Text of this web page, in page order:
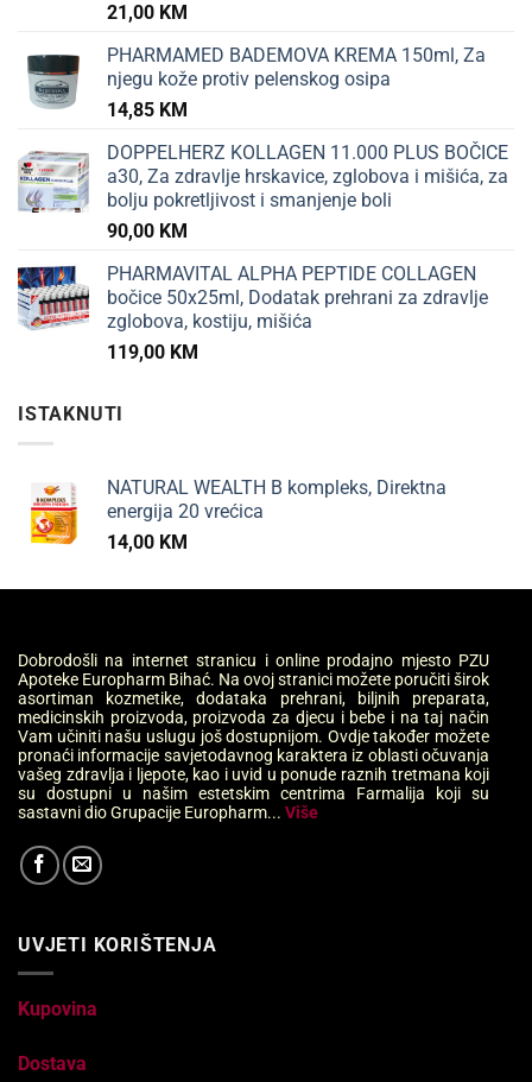
21,00 KM
PHARMAMED BADEMOVA KREMA 150ml, Za
njegu kože protiv pelenskog osipa
14,85 KM
DOPPELHERZ KOLLAGEN 11.000 PLUS BOČICE
a30, Za zdravlje hrskavice, zglobova i mišića, za
bolju pokretljivost i smanjenje boli
90,00 KM
PHARMAVITAL ALPHA PEPTIDE COLLAGEN
bočice 50x25ml, Dodatak prehrani za zdravlje
zglobova, kostiju, mišića
119,00 KM
ISTAKNUTI
NATURAL WEALTH B kompleks, Direktna
energija 20 vrećica
14,00 KM
Dobrodošli na internet stranicu i online prodajno mjesto PZU
Apoteke Europharm Bihać. Na ovoj stranici možete poručiti širok
asortiman kozmetike, dodataka prehrani, biljnih preparata,
medicinskih proizvoda, proizvoda za djecu i bebe i na taj način
Vam učiniti našu uslugu još dostupnijom. Ovdje također možete
pronaći informacije savjetodavnog karaktera iz oblasti očuvanja
vašeg zdravlja i ljepote, kao i uvid u ponude raznih tretmana koji
su dostupni u našim estetskim centrima Farmalija koji su
sastavni dio Grupacije Europharm... Više
UVJETI KORIŠTENJA
Kupovina
Dostava